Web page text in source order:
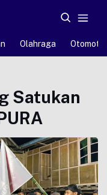
Olahraga Otomotif
Satukan